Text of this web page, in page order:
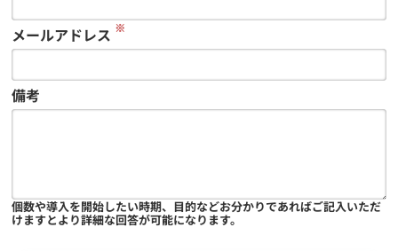
メールアドレス ※
備考
個数や導入を開始したい時期、目的などお分かりであればご記入いただ
けますとより詳細な回答が可能になります。